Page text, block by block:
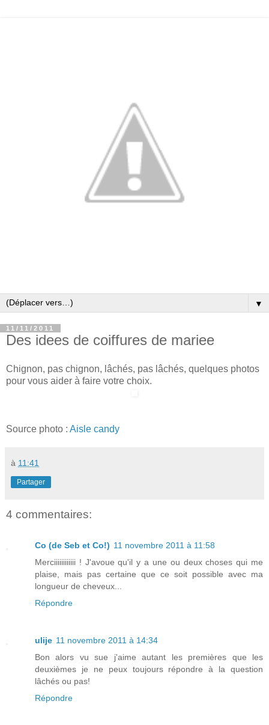
▼
11/11/2011
Des idees de coiffures de mariee
Chignon, pas chignon, lâchés, pas lâchés, quelques photos
pour vous aider à faire votre choix.
Source photo : Aisle candy
à 11:41
Partager
4 commentaires:
Co (de Seb et Co!) 11 novembre 2011 à 11:58
Merciiiiiiiiiiii ! J'avoue qu'il y a une ou deux choses qui me
plaise, mais pas certaine que ce soit possible avec ma
longueur de cheveux...
Répondre
ulije 11 novembre 2011 à 14:34
Bon alors vu sue j'aime autant les premières que les
deuxièmes je ne peux toujours répondre à la question
lâchés ou pas!
Répondre